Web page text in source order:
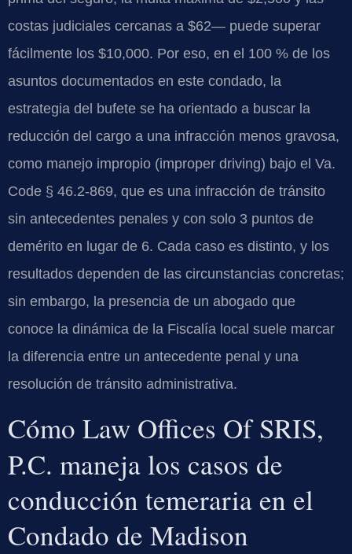
costas judiciales cercanas a $62— puede superar
fácilmente los $10,000. Por eso, en el 100 % de los
asuntos documentados en este condado, la
estrategia del bufete se ha orientado a buscar la
reducción del cargo a una infracción menos gravosa,
como manejo impropio (improper driving) bajo el Va.
Code § 46.2-869, que es una infracción de tránsito
sin antecedentes penales y con solo 3 puntos de
demérito en lugar de 6. Cada caso es distinto, y los
resultados dependen de las circunstancias concretas;
sin embargo, la presencia de un abogado que
conoce la dinámica de la Fiscalía local suele marcar
la diferencia entre un antecedente penal y una
resolución de tránsito administrativa.
Cómo Law Offices Of SRIS,
P.C. maneja los casos de
conducción temeraria en el
Condado de Madison